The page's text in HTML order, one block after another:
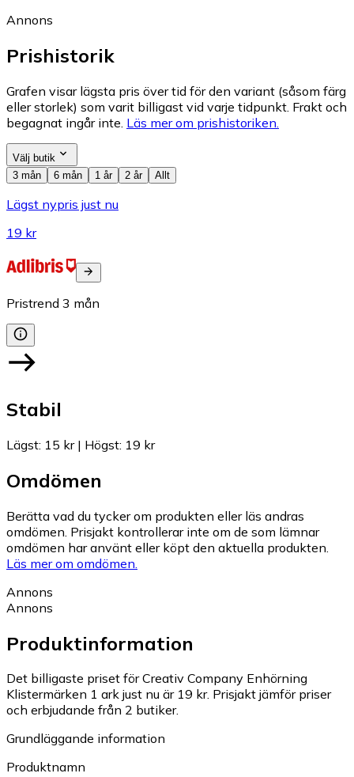
Annons
Prishistorik
Grafen visar lägsta pris över tid för den variant (såsom färg
eller storlek) som varit billigast vid varje tidpunkt. Frakt och
begagnat ingår inte. Läs mer om prishistoriken.
Välj butik
3 mån
6 mån 1 år 2 år Allt
Lägst nypris just nu
19 kr
Pristrend 3 mån
Stabil
Lägst: 15 kr| Högst: 19 kr
Omdömen
Berätta vad du tycker om produkten eller läs andras
omdömen. Prisjakt kontrollerar inte om de som lämnar
omdömen har använt eller köpt den aktuella produkten.
Läs mer om omdömen.
Annons
Annons
Produktinformation
Det billigaste priset för Creativ Company Enhörning
Klistermärken 1 ark just nu är 19 kr. Prisjakt jämför priser
och erbjudande från 2 butiker.
Grundläggande information
Produktnamn